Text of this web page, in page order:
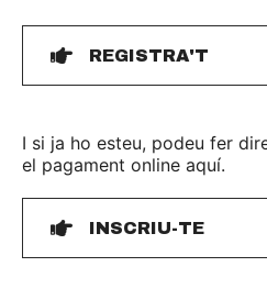
REGISTRA'T
I si ja ho esteu, podeu fer
el pagament online aquí.
INSCRIU-TE